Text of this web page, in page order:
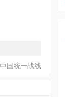
中国统一战线